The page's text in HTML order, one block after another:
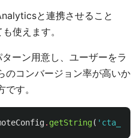
と連携させること
使えます。
ーン用意し、ユーザーをラ
のコンバージョン率が高いか
す。
. getString(